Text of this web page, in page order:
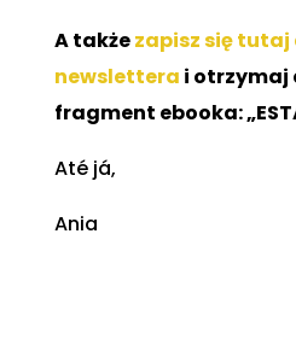
A takżezapisz się tutaj
newslettera i otrzymaj
fragment ebooka:
Até já,
Ania